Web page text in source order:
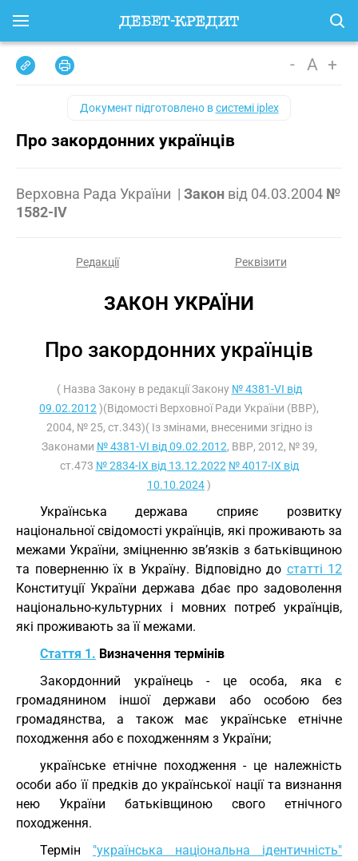
- A +
Документ підготовлено всистемі iplex
Про закордонних українців
Верховна Рада України | Закон від 04.03.2004 №
1582-IV
Редакції Реквізити
ЗАКОН УКРАЇНИ
Про закордонних українців
( Назва Закону в редакції Закону № 4381-VI від
09.02.2012 )(Відомості Верховної Ради України (ВВР),
2004, № 25, ст.343)( Із змінами, внесеними згідно із
Законами № 4381-VI від 09.02.2012, ВВР, 2012, № 39,
ст.473 № 2834-IX від 13.12.2022 № 4017-IX від
10.10.2024)
Українська держава сприяє розвитку
національної свідомості українців, які проживають за
межами України, зміцненню зв’язків з батьківщиною
та поверненню їх в Україну. Відповідно до статті 12
Конституції України держава дбає про задоволення
національно-культурних і мовних потреб українців,
які проживають за її межами.
Стаття 1. Визначення термінів
Закордонний українець - це особа, яка є
громадянином іншої держави або особою без
громадянства, а також має українське етнічне
походження або є походженням з України;
українське етнічне походження - це належність
особи або її предків до української нації та визнання
нею України батьківщиною свого етнічного
походження.
Термін "українська національна ідентичність"